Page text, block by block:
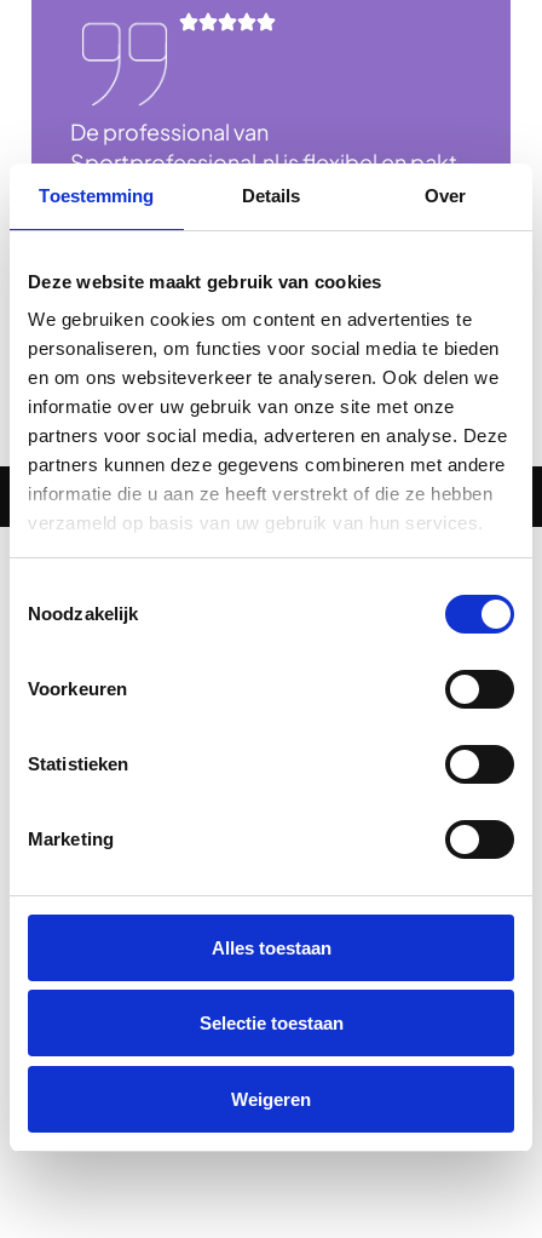
Toestemming Details Over
Deze website maakt gebruik van cookies
We gebruiken cookies om content en advertenties te
personaliseren, om functies voor social media te bieden
en om ons websiteverkeer te analyseren. Ook delen we
informatie over uw gebruik van onze site met onze
partners voor social media, adverteren en analyse. Deze
partners kunnen deze gegevens combineren met andere
informatie die u aan ze heeft verstrekt of die ze hebben
verzameld op basis van uw gebruik van hun services.
Noodzakelijk
Voorkeuren
Statistieken
Marketing
Alles toestaan
Selectie toestaan
Weigeren
De professional van
Sportprofessional.nl is flexibel en pakt
nieuwe werkzaamheden snel op. Met
minimale uitleg is hij direct inzetbaar. Hij
met de kinderen. De professional heeft
oog voor wat er speelt op de groep en
denkt actief mee. In zijn benadering is
hij rustig en prettig, zowel individueel als
in groepsverband. Wij zijn zeer tevreden
over de samenwerking met
Sportprofessional.nl.